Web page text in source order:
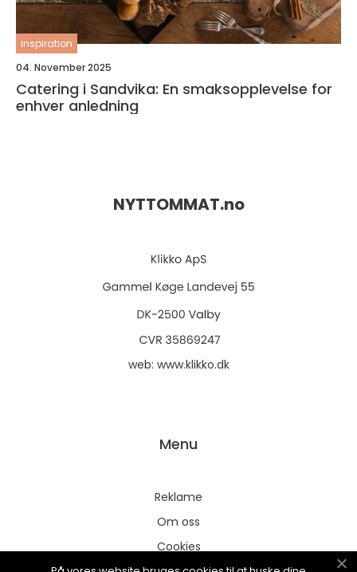
inspiration
04. November 2025
Catering i Sandvika: En smaksopplevelse for
enhver anledning
NYTTOMMAT.no
web: www.klikko.dk
Menu
Reklame
Om oss
Cookies